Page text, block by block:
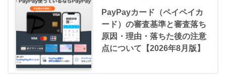
PayPayカード（ペイペイカ
ード）の審査基準と審査落ち
原因・理由・落ちた後の注意
点について【2026年8月版】